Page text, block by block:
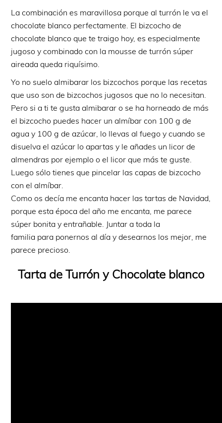
La combinación es maravillosa porque al turrón le va el
chocolate blanco perfectamente. El bizcocho de
chocolate blanco que te traigo hoy, es especialmente
jugoso y combinado con la mousse de turrón súper
aireada queda riquísimo.
Yo no suelo almibarar los bizcochos porque las recetas
que uso son de bizcochos jugosos que no lo necesitan.
Pero si a ti te gusta almibarar o se ha horneado de más
el bizcocho puedes hacer un almíbar con 100 g de
agua y 100 g de azúcar, lo llevas al fuego y cuando se
disuelva el azúcar lo apartas y le añades un licor de
almendras por ejemplo o el licor que más te guste.
Luego sólo tienes que pincelar las capas de bizcocho
con el almíbar.
Como os decía me encanta hacer las tartas de Navidad,
porque esta época del año me encanta, me parece
súper bonita y entrañable. Juntar a toda la
familia para ponernos al día y desearnos los mejor, me
parece precioso.
Tarta de Turrón y Chocolate blanco